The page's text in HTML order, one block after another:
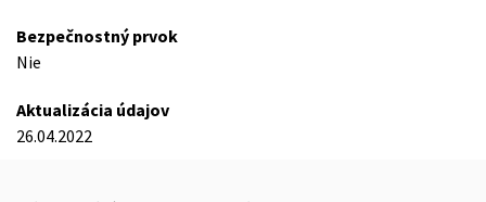
Bezpečnostný prvok
Nie
Aktualizácia údajov
26.04.2022